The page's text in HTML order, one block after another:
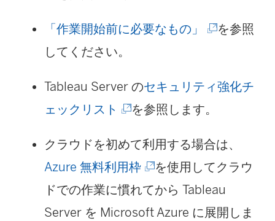
開
く
が
「作業開始前に必要なもの」
(
い
ウ
ィ
ン
ド
ウ
を参照
してください。
Tableau Server のセキュリティ強化チ
ェックリスト (
し
い
ウ
を参照します。
クラウドを初めて利用する場合は、
Azure 無料利用枠(
新
し
を使用してクラウ
ドでの作業に慣れてから Tableau
Server を Microsoft Azure に展開しま